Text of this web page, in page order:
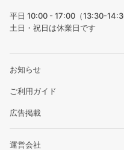
平日 10:00 - 17:00（13:30-
土日・祝日は休業日です
お知らせ
ご利用ガイド
広告掲載
運営会社